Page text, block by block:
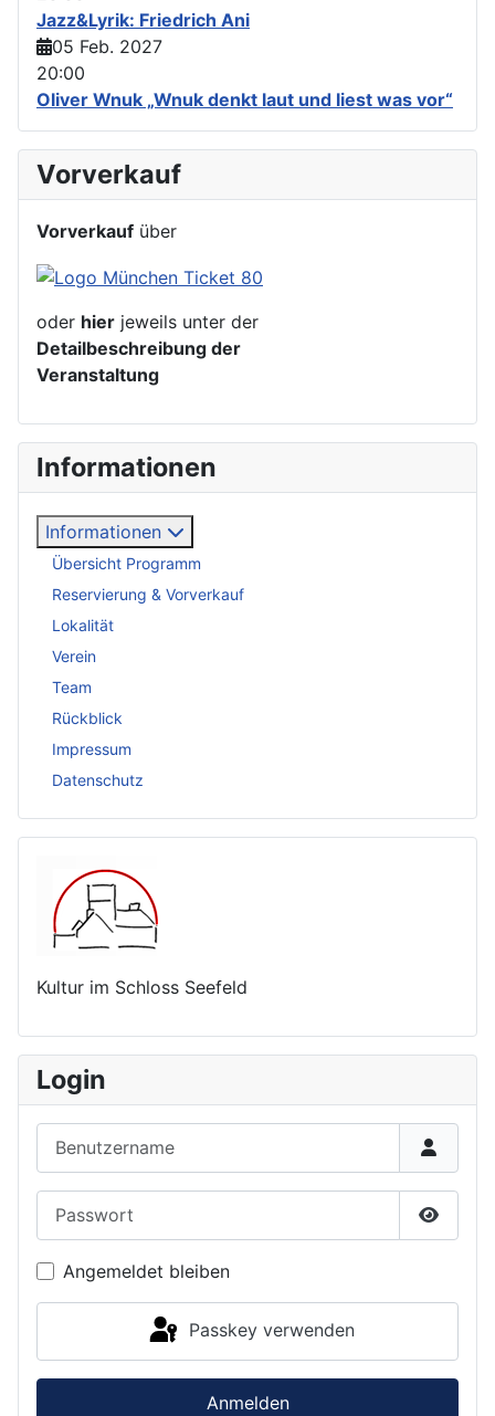
Jazz&Lyrik: Friedrich Ani
05 Feb. 2027
20:00
Oliver Wnuk „Wnuk denkt laut und liest was vor“
Vorverkauf
Vorverkauf über
oder hier jeweils unter der
Detailbeschreibung der
Veranstaltung
Informationen
Informationen
Übersicht Programm
Reservierung & Vorverkauf
Lokalität
Verein
Team
Rückblick
Impressum
Datenschutz
Kultur im Schloss Seefeld
Login
Angemeldet bleiben
Passkey verwenden
Anmelden